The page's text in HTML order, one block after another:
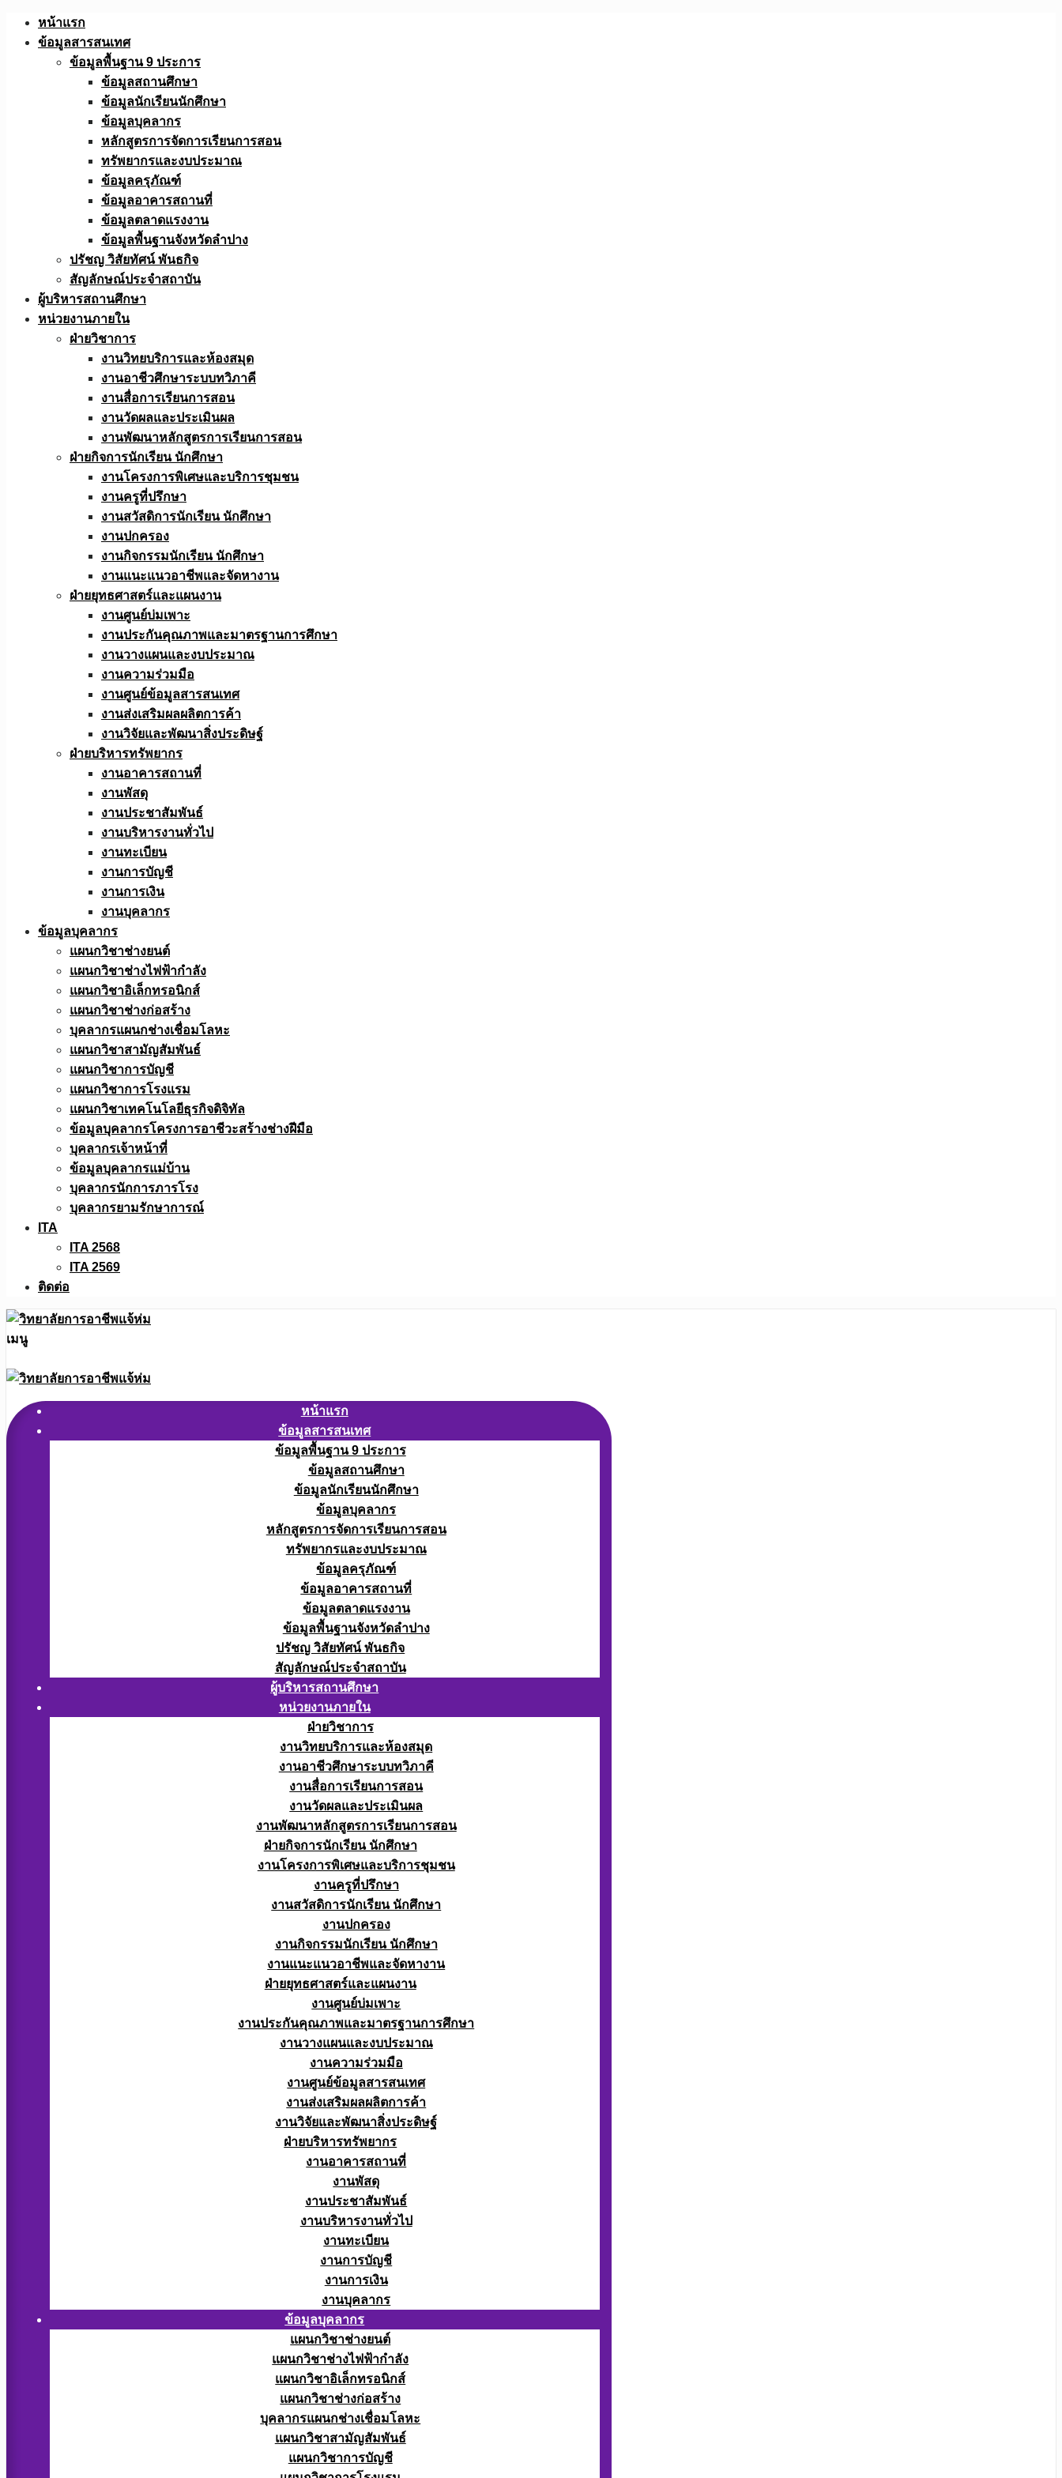
Skip
หน้าแรก
ข้อมูลสารสนเทศ
ข้อมูลพื้นฐาน 9 ประการ
ข้อมูลสถานศึกษา
ข้อมูลนักเรียนนักศึกษา
ข้อมูลบุคลากร
หลักสูตรการจัดการเรียนการสอน
ทรัพยากรและงบประมาณ
ข้อมูลครุภัณฑ์
ข้อมูลอาคารสถานที่
ข้อมูลตลาดแรงงาน
ข้อมูลพื้นฐานจังหวัดลำปาง
ปรัชญ วิสัยทัศน์ พันธกิจ
สัญลักษณ์ประจำสถาบัน
ผู้บริหารสถานศึกษา
หน่วยงานภายใน
ฝ่ายวิชาการ
งานวิทยบริการและห้องสมุด
งานอาชีวศึกษาระบบทวิภาคี
งานสื่อการเรียนการสอน
งานวัดผลและประเมินผล
งานพัฒนาหลักสูตรการเรียนการสอน
ฝ่ายกิจการนักเรียน นักศึกษา
งานโครงการพิเศษและบริการชุมชน
งานครูที่ปรึกษา
งานสวัสดิการนักเรียน นักศึกษา
งานปกครอง
งานกิจกรรมนักเรียน นักศึกษา
งานแนะแนวอาชีพและจัดหางาน
ฝ่ายยุทธศาสตร์และแผนงาน
งานศูนย์บ่มเพาะ
งานประกันคุณภาพและมาตรฐานการศึกษา
งานวางแผนและงบประมาณ
งานความร่วมมือ
งานศูนย์ข้อมูลสารสนเทศ
งานส่งเสริมผลผลิตการค้า
งานวิจัยและพัฒนาสิ่งประดิษฐ์
ฝ่ายบริหารทรัพยากร
งานอาคารสถานที่
งานพัสดุ
งานประชาสัมพันธ์
งานบริหารงานทั่วไป
งานทะเบียน
งานการบัญชี
งานการเงิน
งานบุคลากร
ข้อมูลบุคลากร
แผนกวิชาช่างยนต์
แผนกวิชาช่างไฟฟ้ากำลัง
แผนกวิชาอิเล็กทรอนิกส์
แผนกวิชาช่างก่อสร้าง
บุคลากรแผนกช่างเชื่อมโลหะ
แผนกวิชาสามัญสัมพันธ์
แผนกวิชาการบัญชี
แผนกวิชาการโรงแรม
แผนกวิชาเทคโนโลยีธุรกิจดิจิทัล
ข้อมูลบุคลากรโครงการอาชีวะสร้างช่างฝีมือ
บุคลากรเจ้าหน้าที่
ข้อมูลบุคลากรแม่บ้าน
บุคลากรนักการภารโรง
บุคลากรยามรักษาการณ์
ITA
ITA 2568
ITA 2569
ติดต่อ
เมนู
หน้าแรก
ข้อมูลสารสนเทศ
ข้อมูลพื้นฐาน 9 ประการ
ข้อมูลสถานศึกษา
ข้อมูลนักเรียนนักศึกษา
ข้อมูลบุคลากร
หลักสูตรการจัดการเรียนการสอน
ทรัพยากรและงบประมาณ
ข้อมูลครุภัณฑ์
ข้อมูลอาคารสถานที่
ข้อมูลตลาดแรงงาน
ข้อมูลพื้นฐานจังหวัดลำปาง
ปรัชญ วิสัยทัศน์ พันธกิจ
สัญลักษณ์ประจำสถาบัน
ผู้บริหารสถานศึกษา
หน่วยงานภายใน
ฝ่ายวิชาการ
งานวิทยบริการและห้องสมุด
งานอาชีวศึกษาระบบทวิภาคี
งานสื่อการเรียนการสอน
งานวัดผลและประเมินผล
งานพัฒนาหลักสูตรการเรียนการสอน
ฝ่ายกิจการนักเรียน นักศึกษา
งานโครงการพิเศษและบริการชุมชน
งานครูที่ปรึกษา
งานสวัสดิการนักเรียน นักศึกษา
งานปกครอง
งานกิจกรรมนักเรียน นักศึกษา
งานแนะแนวอาชีพและจัดหางาน
ฝ่ายยุทธศาสตร์และแผนงาน
งานศูนย์บ่มเพาะ
งานประกันคุณภาพและมาตรฐานการศึกษา
งานวางแผนและงบประมาณ
งานความร่วมมือ
งานศูนย์ข้อมูลสารสนเทศ
งานส่งเสริมผลผลิตการค้า
งานวิจัยและพัฒนาสิ่งประดิษฐ์
ฝ่ายบริหารทรัพยากร
งานอาคารสถานที่
งานพัสดุ
งานประชาสัมพันธ์
งานบริหารงานทั่วไป
งานทะเบียน
งานการบัญชี
งานการเงิน
งานบุคลากร
ข้อมูลบุคลากร
แผนกวิชาช่างยนต์
แผนกวิชาช่างไฟฟ้ากำลัง
แผนกวิชาอิเล็กทรอนิกส์
แผนกวิชาช่างก่อสร้าง
บุคลากรแผนกช่างเชื่อมโลหะ
แผนกวิชาสามัญสัมพันธ์
แผนกวิชาการบัญชี